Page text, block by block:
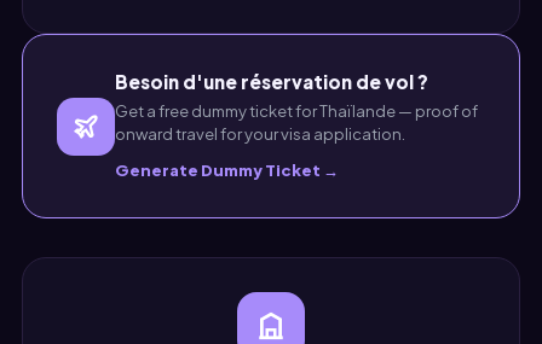
Besoin d'une réservation de vol ?
Get a free dummy ticket for Thaïlande — proof of
onward travel for your visa application.
Generate Dummy Ticket →